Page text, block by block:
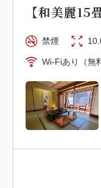
【和美麗15
禁煙
Wi-Fiあり（無